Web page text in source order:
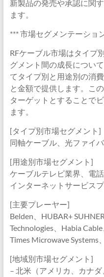
新製品の発売や承認に関
ます。
*** 市場セグメンテーショ
RFケーブル市場はタイプ
グメント間の成長につい
てタイプ別と用途別の消
と金額で提供します。こ
ターゲットとすることで
ます。
[タイプ別市場セグメント]
同軸ケーブル、光ファイ
[用途別市場セグメント]
ケーブルテレビ業界、電
インターネットサービス
[主要プレーヤー]
Belden、HUBAR+
Technologies、Habia
Times Microwave Systems
[地域別市場セグメント]
– 北米（アメリカ、カナダ